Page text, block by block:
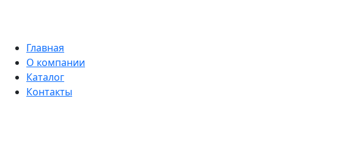
Главная
О компании
Каталог
Контакты